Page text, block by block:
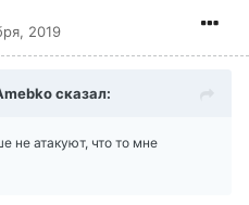
2019
сказал:
не атакуют, что то мне